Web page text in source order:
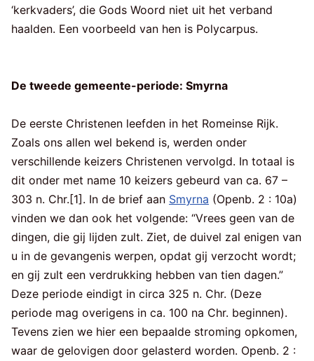
‘kerkvaders’, die Gods Woord niet uit het verband
haalden. Een voorbeeld van hen is Polycarpus.
De tweede gemeente-periode: Smyrna
De eerste Christenen leefden in het Romeinse Rijk.
Zoals ons allen wel bekend is, werden onder
verschillende keizers Christenen vervolgd. In totaal is
dit onder met name 10 keizers gebeurd van ca. 67 –
303 n. Chr.[1]. In de brief aan Smyrna (Openb. 2 : 10a)
vinden we dan ook het volgende: “Vrees geen van de
dingen, die gij lijden zult. Ziet, de duivel zal enigen van
u in de gevangenis werpen, opdat gij verzocht wordt;
en gij zult een verdrukking hebben van tien dagen.”
Deze periode eindigt in circa 325 n. Chr. (Deze
periode mag overigens in ca. 100 na Chr. beginnen).
Tevens zien we hier een bepaalde stroming opkomen,
waar de gelovigen door gelasterd worden. Openb. 2 :